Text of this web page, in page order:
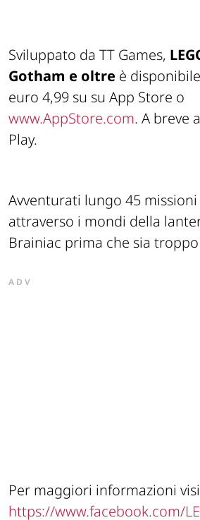
Sviluppato da TT Games,
Gotham e oltre è
euro 4,99 su su App Store o
www.AppStore.com. A breve
Play.
Avventurati lungo 45 missioni
attraverso i mondi della
Brainiac prima che sia
ADV
Per maggiori informazioni
https://www.facebook.com/